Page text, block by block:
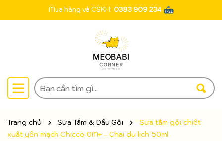
Mua hàng và CSKH: 0383 909 234
Trang chủ Sữa Tắm & Dầu Gội
Sữa tắm gội chiết
xuất yến mạch Chicco 0M+ - Chai du lịch 50ml